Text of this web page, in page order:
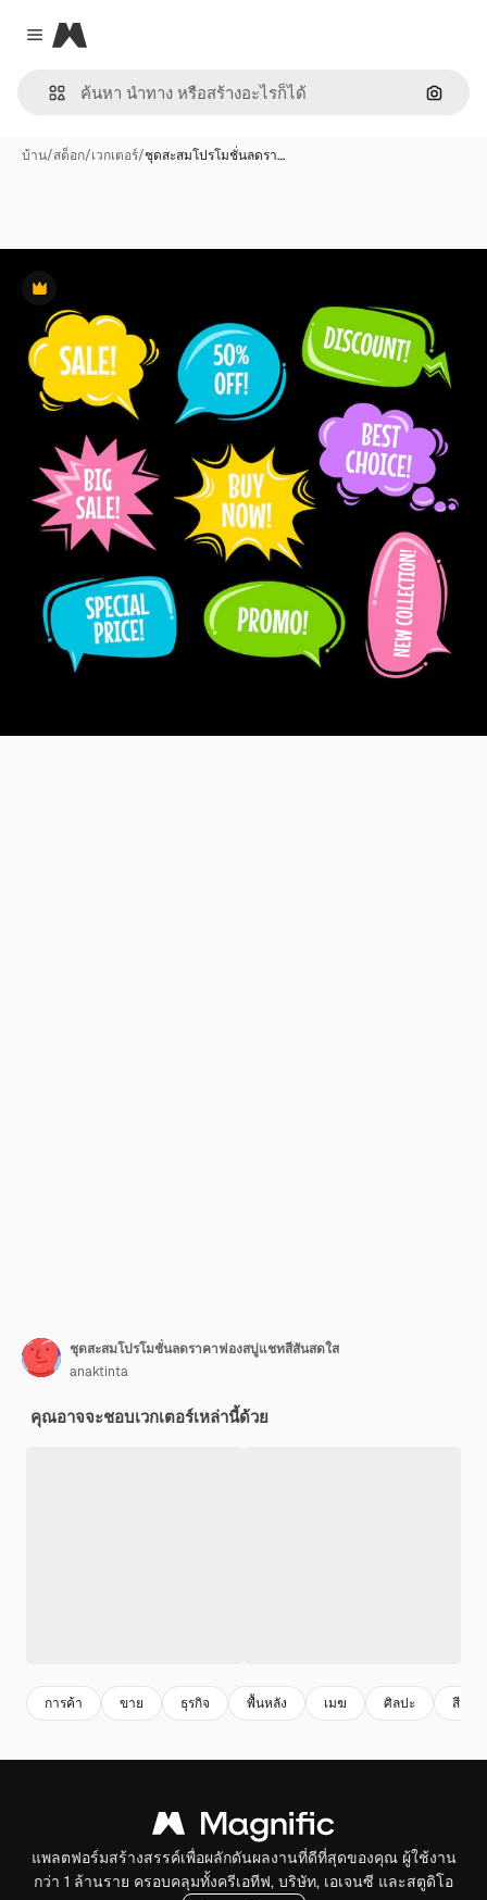
Close menu
Magnific
ค้นหา
บ้าน/สต็อก/เวกเตอร์/ชุดสะสมโปรโมชั่นลดรา…
พรีเมี่ยม
ชุดสะสมโปรโมชั่นลดราคาฟองสบู่แชทสีสันสดใส
anaktinta
คุณอาจจะชอบเวกเตอร์เหล่านี้ด้วย
การค้า ขาย ธุรกิจ พื้นหลัง เมฆ ศิลปะ สีสัน
แพลตฟอร์มสร้างสรรค์เพื่อผลักดันผลงานที่ดีที่สุดของคุณ ผู้ใช้งาน
กว่า 1 ล้านราย ครอบคลุมทั้งครีเอทีฟ, บริษัท, เอเจนซี และสตูดิโอ